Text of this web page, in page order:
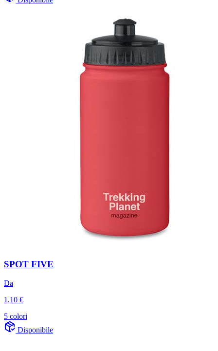
SPOT FIVE
Da
1,10 €
5 colori
Disponibile